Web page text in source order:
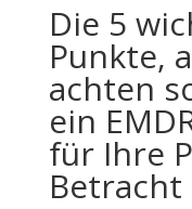
Die 5
Punkte,
achten
ein
für Ihre